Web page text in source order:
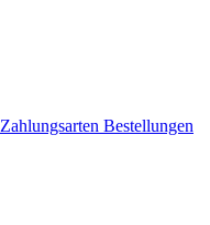
Zahlungsarten Bestellungen